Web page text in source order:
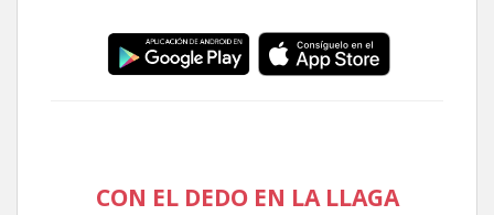
CON EL DEDO EN LA LLAGA